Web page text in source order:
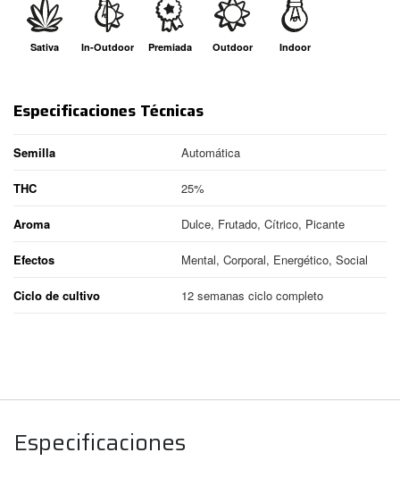
Sativa In-Outdoor Premiada Outdoor Indoor
Especificaciones Técnicas
Semilla Automática
THC 25%
Aroma Dulce, Frutado, Cítrico, Picante
Efectos Mental, Corporal, Energético, Social
Ciclo de cultivo 12 semanas ciclo completo
Especificaciones